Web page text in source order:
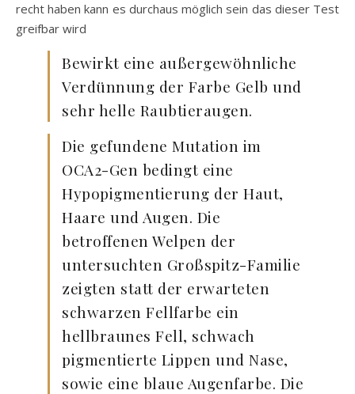
recht haben kann es durchaus möglich sein das dieser Test
greifbar wird
Bewirkt eine außergewöhnliche
Verdünnung der Farbe Gelb und
sehr helle Raubtieraugen.
Die gefundene Mutation im
OCA2-Gen bedingt eine
Hypopigmentierung der Haut,
Haare und Augen. Die
betroffenen Welpen der
untersuchten Großspitz-Familie
zeigten statt der erwarteten
schwarzen Fellfarbe ein
hellbraunes Fell, schwach
pigmentierte Lippen und Nase,
sowie eine blaue Augenfarbe. Die